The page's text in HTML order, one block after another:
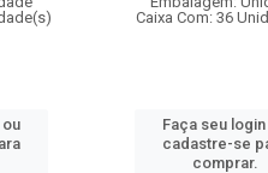
ou
Caixa Com: 36
Faça seu
cadastre-se
comprar.